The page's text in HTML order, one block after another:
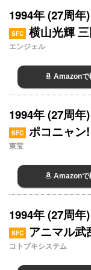
1994年 (27周年)
SFC 横山光輝
エンジェル
Amazonで
1994年 (27周年)
SFC ポコニャン
東宝
Amazonで
1994年 (27周年)
SFC アニマル武
コトブキシステム